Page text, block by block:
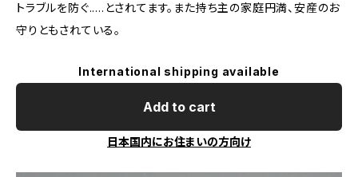
トラブルを防ぐ.....とされてます。また持ち主の家庭円満、安産のお
守りともされている。
International shipping available
Add to cart
日本国内にお住まいの方向け